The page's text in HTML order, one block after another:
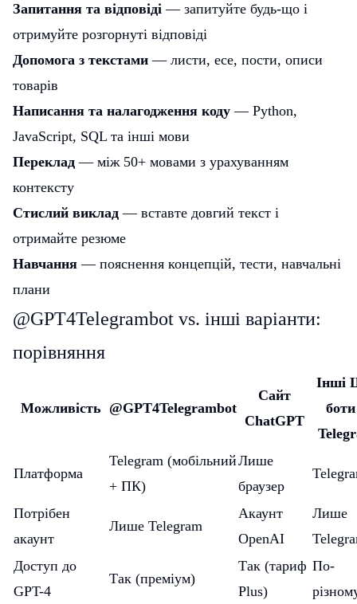
Запитання та відповіді — запитуйте будь-що і
отримуйте розгорнуті відповіді
Допомога з текстами — листи, есе, пости, описи
товарів
Написання та налагодження коду — Python,
JavaScript, SQL та інші мови
Переклад — між 50+ мовами з урахуванням
контексту
Стислий виклад — вставте довгий текст і
отримайте резюме
Навчання — пояснення концепцій, тести, навчальні
плани
@GPT4Telegrambot vs. інші варіанти:
порівняння
Можливість @GPT4Telegrambot
Сайт
ChatGPT
Інші
Платформа
Telegram (мобільний
+ ПК)
Лише
браузер
Потрібен
акаунт
Лише Telegram
Акаунт
OpenAI
Лише
Доступ до
GPT-4
Так (преміум)
Так (тариф
Plus)
По-